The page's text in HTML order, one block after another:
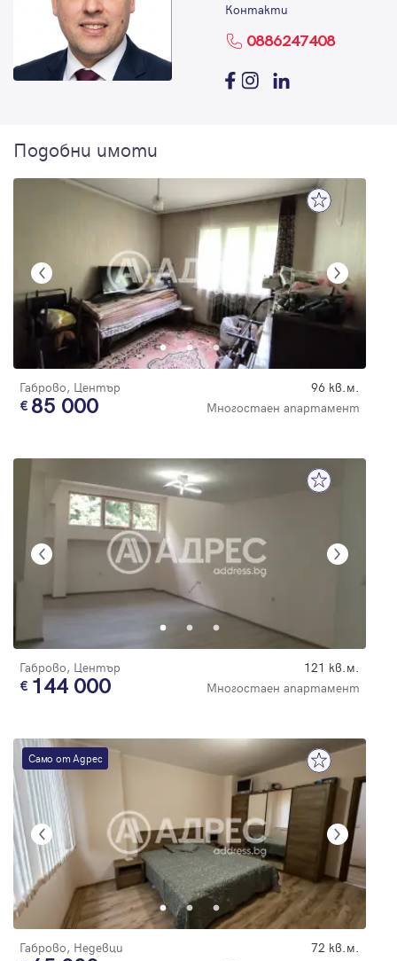
Контакти
0886247408
Подобни имоти
Габрово, Център 96 кв.м.
85 000 Многостаен апартамент
Габрово, Център 121 кв.м.
144 000 Многостаен апартамент
Само от Адрес
Габрово, Недевци 72 кв.м.